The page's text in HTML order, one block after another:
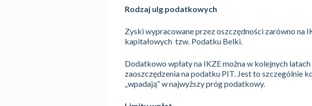
Rodzaj ulg podatkowych
Zyski wypracowane przez oszczędności zarówno na
kapitałowych tzw. Podatku Belki.
Dodatkowo wpłaty na IKZE można w kolejnych
zaoszczędzenia na podatku PIT. Jest to szczególnie
„wpadają” w najwyższy próg podatkowy.